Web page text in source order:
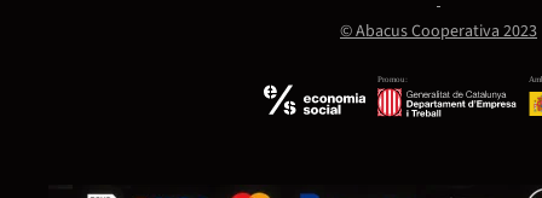
Promou:
© Abacus Cooperativa 2023